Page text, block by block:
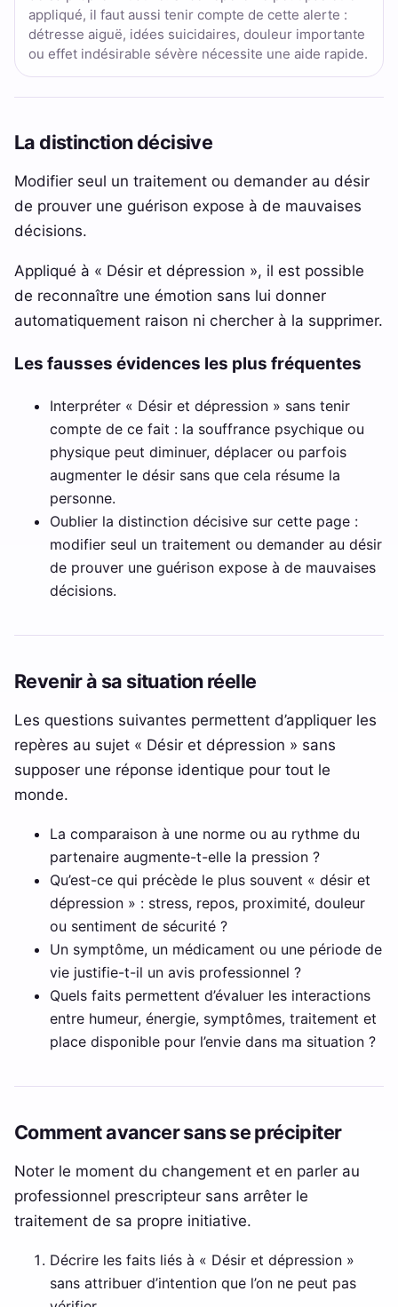
appliqué, il faut aussi tenir compte de cette alerte :
détresse aiguë, idées suicidaires, douleur importante
ou effet indésirable sévère nécessite une aide rapide.
La distinction décisive
Modifier seul un traitement ou demander au désir
de prouver une guérison expose à de mauvaises
décisions.
Appliqué à « Désir et dépression », il est possible
de reconnaître une émotion sans lui donner
automatiquement raison ni chercher à la supprimer.
Les fausses évidences les plus fréquentes
Interpréter « Désir et dépression » sans tenir
compte de ce fait : la souffrance psychique ou
physique peut diminuer, déplacer ou parfois
augmenter le désir sans que cela résume la
personne.
Oublier la distinction décisive sur cette page :
modifier seul un traitement ou demander au désir
de prouver une guérison expose à de mauvaises
décisions.
Revenir à sa situation réelle
Les questions suivantes permettent d’appliquer les
repères au sujet « Désir et dépression » sans
supposer une réponse identique pour tout le
monde.
La comparaison à une norme ou au rythme du
partenaire augmente-t-elle la pression ?
Qu’est-ce qui précède le plus souvent « désir et
dépression » : stress, repos, proximité, douleur
ou sentiment de sécurité ?
Un symptôme, un médicament ou une période de
vie justifie-t-il un avis professionnel ?
Quels faits permettent d’évaluer les interactions
entre humeur, énergie, symptômes, traitement et
place disponible pour l’envie dans ma situation ?
Comment avancer sans se précipiter
Noter le moment du changement et en parler au
professionnel prescripteur sans arrêter le
traitement de sa propre initiative.
Décrire les faits liés à « Désir et dépression »
sans attribuer d’intention que l’on ne peut pas